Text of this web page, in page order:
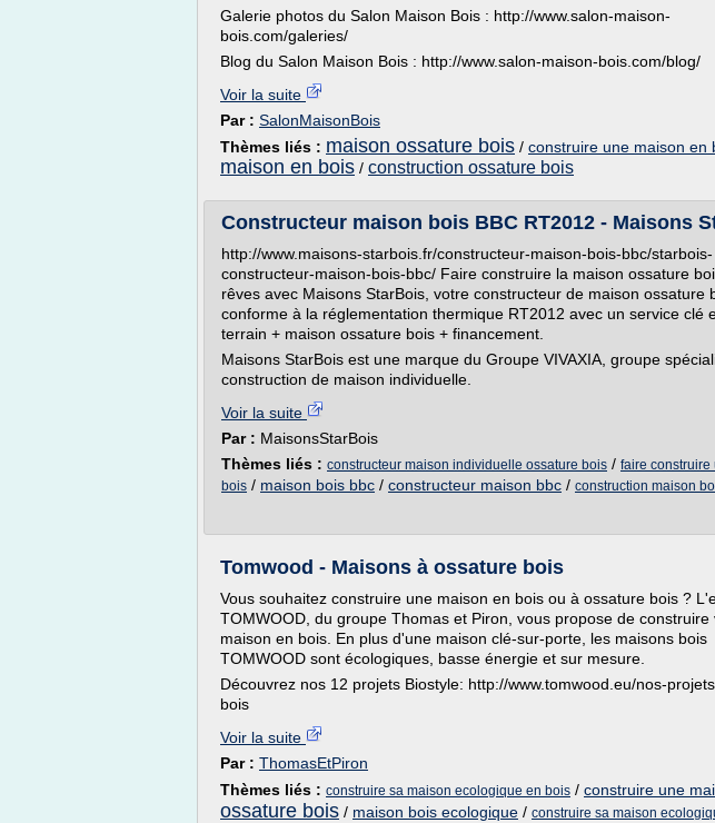
Galerie photos du Salon Maison Bois : http://www.salon-maison-
bois.com/galeries/
Blog du Salon Maison Bois : http://www.salon-maison-bois.com/blog/
Voir la suite
Par : SalonMaisonBois
Thèmes liés : maison ossature bois / construire une maison en
maison en bois / construction ossature bois
Constructeur maison bois BBC RT2012 - Maisons
http://www.maisons-starbois.fr/constructeur-maison-bois-bbc/starbois-
constructeur-maison-bois-bbc/ Faire construire la maison ossature
rêves avec Maisons StarBois, votre constructeur de maison ossature
conforme à la réglementation thermique RT2012 avec un service clé
terrain + maison ossature bois + financement.
Maisons StarBois est une marque du Groupe VIVAXIA, groupe
construction de maison individuelle.
Voir la suite
Par : MaisonsStarBois
Thèmes liés : constructeur maison individuelle ossature bois / faire construire
bois / maison bois bbc / constructeur maison bbc / construction maison
Tomwood - Maisons à ossature bois
Vous souhaitez construire une maison en bois ou à ossature bois ?
TOMWOOD, du groupe Thomas et Piron, vous propose de construire
maison en bois. En plus d'une maison clé-sur-porte, les maisons bois
TOMWOOD sont écologiques, basse énergie et sur mesure.
Découvrez nos 12 projets Biostyle: http://www.tomwood.eu/nos-
bois
Voir la suite
Par : ThomasEtPiron
Thèmes liés : construire sa maison ecologique en bois / construire une
ossature bois / maison bois ecologique / construire sa maison